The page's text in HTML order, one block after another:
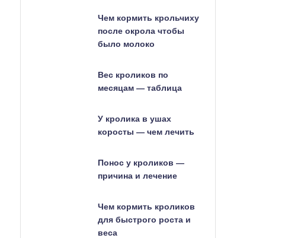
Чем кормить крольчиху
после окрола чтобы
было молоко
Вес кроликов по
месяцам — таблица
У кролика в ушах
коросты — чем лечить
Понос у кроликов —
причина и лечение
Чем кормить кроликов
для быстрого роста и
веса